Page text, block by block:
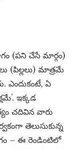
(పని చేసే మార్గం)
(పిల్లలు) మాత్రమే
ఎందుకంటే, ఏ
ఇక్కడ
చదివిన వారు
తెలుసుకున్న
– ఈ రెండింటిలో